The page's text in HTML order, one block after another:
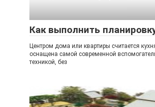
Как выполнить
Центром дома или квартиры считается
оснащена самой современной
техникой, без